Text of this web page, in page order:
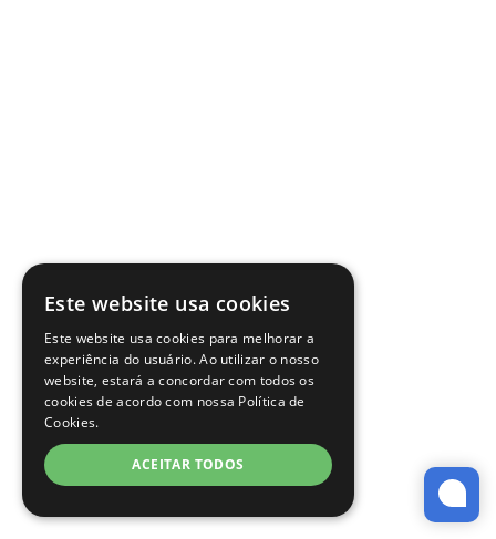
Este website usa cookies
Este website usa cookies para melhorar a
experiência do usuário. Ao utilizar o nosso
website, estará a concordar com todos os
cookies de acordo com nossa Política de
Cookies.
ACEITAR TODOS